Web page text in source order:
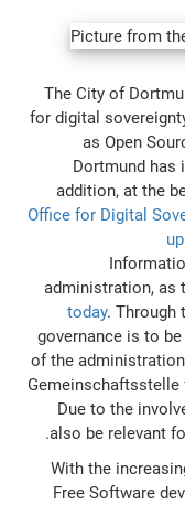
The City of
for digital
as Open
Dortmund has
addition, at the
Office for Digital
administration, as
today. Through
governance is to
of the
Gemeinschaftsstelle
Due to the
also be relevant
With the
Free Software